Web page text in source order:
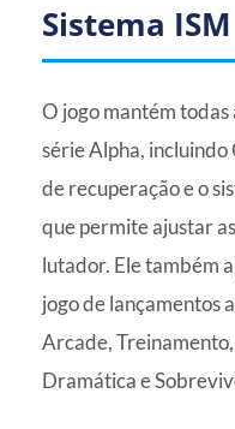
Sistema
O jogo mantém
série Alpha,
de recuperação e o
que permite ajustar
lutador. Ele também
jogo de lançamentos
Arcade,
Dramática e